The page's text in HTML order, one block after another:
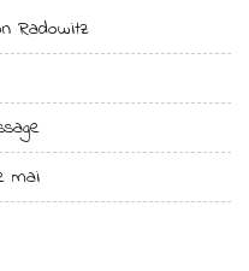
Radowitz
mai